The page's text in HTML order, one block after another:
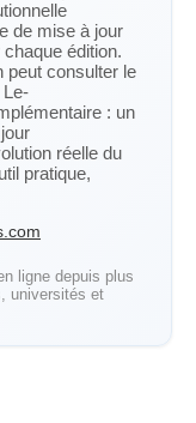
de mise à jour
édition.
peut consulter le
Le-
: un
réelle du
pratique,
ligne depuis plus
universités et